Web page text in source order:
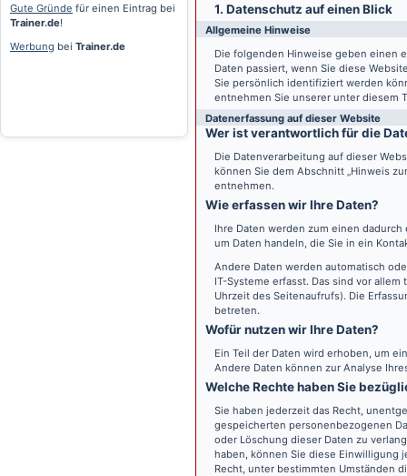
Gute Gründe für einen Eintrag bei
Trainer.de!
Werbung bei Trainer.de
1. Datenschutz auf einen Blick
Allgemeine Hinweise
Die folgenden Hinweise geben einen
Daten passiert, wenn Sie diese
Sie persönlich identifiziert werden
entnehmen Sie unserer unter diesem
Datenerfassung auf dieser Website
Wer ist verantwortlich für die
Die Datenverarbeitung auf dieser
können Sie dem Abschnitt „Hinweis
entnehmen.
Wie erfassen wir Ihre Daten?
Ihre Daten werden zum einen
um Daten handeln, die Sie in ein
Andere Daten werden automatisch
IT-Systeme erfasst. Das sind vor
Uhrzeit des Seitenaufrufs). Die
betreten.
Wofür nutzen wir Ihre Daten?
Ein Teil der Daten wird erhoben, um
Andere Daten können zur Analyse
Welche Rechte haben Sie
Sie haben jederzeit das Recht,
gespeicherten personenbezogenen
oder Löschung dieser Daten zu
haben, können Sie diese Einwilligung
Recht, unter bestimmten Umständen